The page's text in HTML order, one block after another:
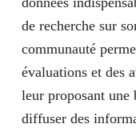
de recherche sur
communauté
évaluations et des
leur proposant une
diffuser des